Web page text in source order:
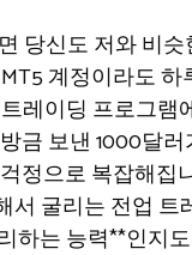
당신도 저와 비
계정이라도
레이딩 프로그램
금 보낸 1000달
정으로 복잡해집
서 굴리는 전업
하는 능력**인지